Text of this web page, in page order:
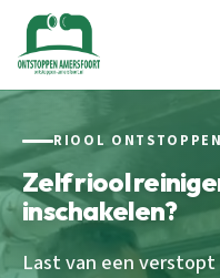
RIOOL
Zelf riool
inschakelen?
Last van een